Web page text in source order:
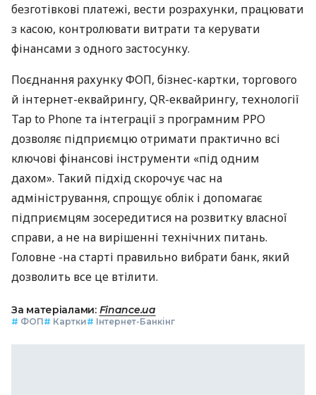
безготівкові платежі, вести розрахунки, працювати
з касою, контролювати витрати та керувати
фінансами з одного застосунку.
Поєднання рахунку ФОП, бізнес-картки, торгового
й інтернет-еквайрингу, QR-еквайрингу, технології
Tap to Phone та інтеграції з програмним РРО
дозволяє підприємцю отримати практично всі
ключові фінансові інструменти «під одним
дахом». Такий підхід скорочує час на
адміністрування, спрощує облік і допомагає
підприємцям зосередитися на розвитку власної
справи, а не на вирішенні технічних питань.
Головне -на старті правильно вибрати банк, який
дозволить все це втілити.
За матеріалами: Finance.ua
# ФОП# Картки# Інтернет-Банкінг